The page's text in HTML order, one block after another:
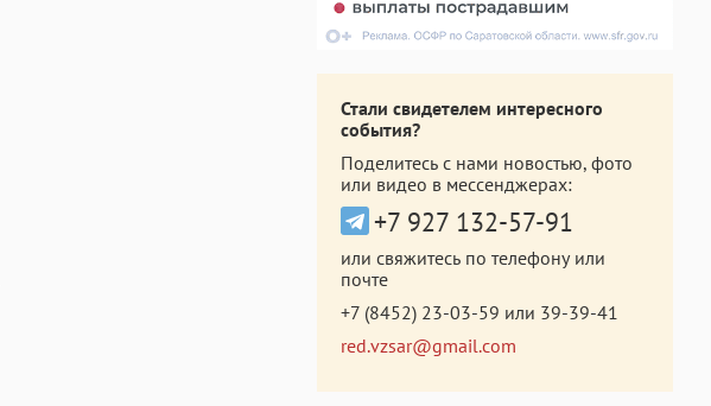
Стали свидетелем интересного
события?
Поделитесь с нами новостью, фото
или видео в мессенджерах:
+7 927 132-57-91
или свяжитесь по телефону или
почте
+7 (8452) 23-03-59 или 39-39-41
red.vzsar@gmail.com